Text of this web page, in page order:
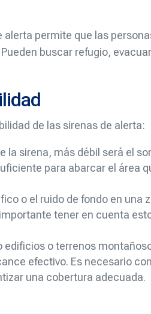
permite que las
buscar refugio,
de las sirenas de alerta:
la sirena, más débil será el
para abarcar el área
o el ruido de fondo en una
tener en cuenta
o terrenos
efectivo. Es necesario
una cobertura adecuada.